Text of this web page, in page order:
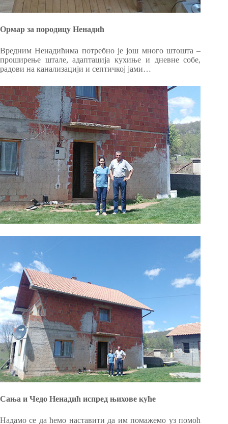
Ормар за породицу Ненадић
Вредним Ненадићима потребно је још много штошта –
проширење штале, адаптација кухиње и дневне собе,
радови на канализацији и септичкој јами…
Сања и Чедо Ненадић испред њихове куће
Надамо се да ћемо наставити да им помажемо уз помоћ